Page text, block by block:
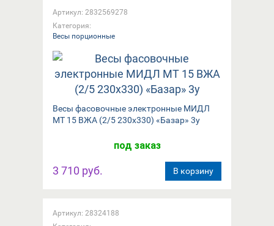
Артикул: 2832569278
Категория:
Весы порционные
Весы фасовочные электронные МИДЛ
МТ 15 ВЖА (2/5 230х330) «Базар» 3у
под заказ
3 710 руб. В корзину
Артикул: 28324188